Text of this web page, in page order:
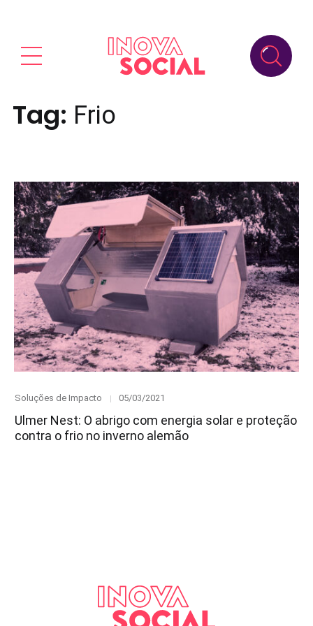
Tag: Frio
Category
Soluções de Impacto
Posted
05/03/2021
Ulmer Nest: O abrigo com energia solar e proteção
contra o frio no inverno alemão